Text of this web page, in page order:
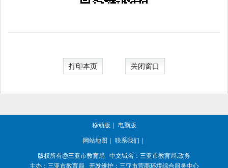
打印本页 关闭窗口
移动版 电脑版
网站地图 联系我们
版权所有@三亚市教育局
中文域名：三亚市教育局.政务
主办：三亚市教育局 开发维护：三亚市营商环境综合服务中心